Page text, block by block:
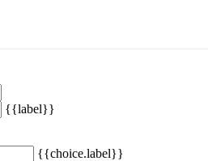
{{label}}
{{choice.label}}